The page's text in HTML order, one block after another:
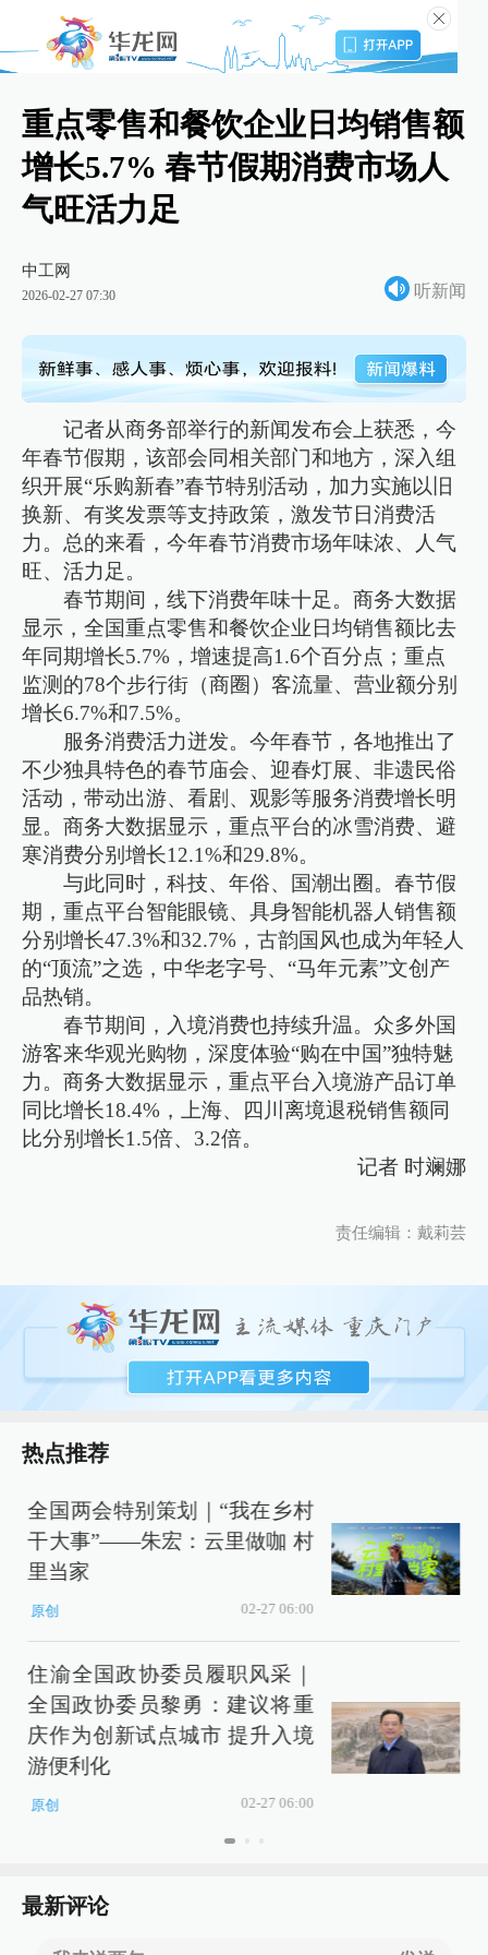
重点零售和餐饮企业日均销售额
增长5.7% 春节假期消费市场人
气旺活力足
中工网
2026-02-27 07:30 听新闻
记者从商务部举行的新闻发布会上获悉，今
年春节假期，该部会同相关部门和地方，深入组
织开展“乐购新春”春节特别活动，加力实施以旧
换新、有奖发票等支持政策，激发节日消费活
力。总的来看，今年春节消费市场年味浓、人气
旺、活力足。
春节期间，线下消费年味十足。商务大数据
显示，全国重点零售和餐饮企业日均销售额比去
年同期增长5.7%，增速提高1.6个百分点；重点
监测的78个步行街（商圈）客流量、营业额分别
增长6.7%和7.5%。
服务消费活力迸发。今年春节，各地推出了
不少独具特色的春节庙会、迎春灯展、非遗民俗
活动，带动出游、看剧、观影等服务消费增长明
显。商务大数据显示，重点平台的冰雪消费、避
寒消费分别增长12.1%和29.8%。
与此同时，科技、年俗、国潮出圈。春节假
期，重点平台智能眼镜、具身智能机器人销售额
分别增长47.3%和32.7%，古韵国风也成为年轻人
的“顶流”之选，中华老字号、“马年元素”文创产
品热销。
春节期间，入境消费也持续升温。众多外国
游客来华观光购物，深度体验“购在中国”独特魅
力。商务大数据显示，重点平台入境游产品订单
同比增长18.4%，上海、四川离境退税销售额同
比分别增长1.5倍、3.2倍。
记者 时斓娜
责任编辑：戴莉芸
热点推荐
全国两会特别策划｜“我在乡村
干大事”——朱宏：云里做咖 村
里当家
原创 02-27 06:00
住渝全国政协委员履职风采｜
全国政协委员黎勇：建议将重
庆作为创新试点城市 提升入境
游便利化
原创 02-27 06:00
最新评论